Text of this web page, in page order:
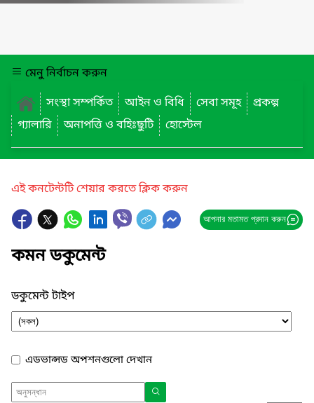
মেনু নির্বাচন করুন
সংস্থা সম্পর্কিত
আইন ও বিধি সেবা সমূহ
প্রকল্প
গ্যালারি
অনাপত্তি ও বহিঃছুটি হোস্টেল
এই কনটেন্টটি শেয়ার করতে ক্লিক করুন
আপনার মতামত প্রদান করুন
কমন ডকুমেন্ট
ডকুমেন্ট টাইপ
এডভান্সড অপশনগুলো দেখান